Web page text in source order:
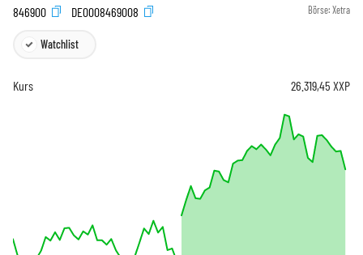
846900
DE0008469008 Börse: Xetra
Watchlist
Kurs 26.319,45 XXP